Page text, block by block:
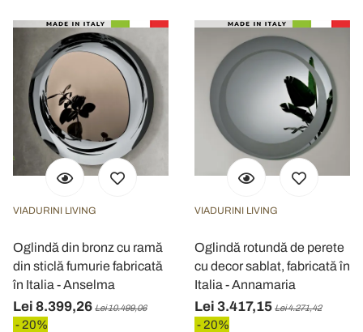
VIADURINI LIVING
Oglindă din bronz cu ramă
din sticlă fumurie fabricată
în Italia - Anselma
Lei 8.399,26 Lei 10.499,06
- 20%
VIADURINI LIVING
Oglindă rotundă de perete
cu decor sablat, fabricată în
Italia - Annamaria
Lei 3.417,15 Lei 4.271,42
- 20%